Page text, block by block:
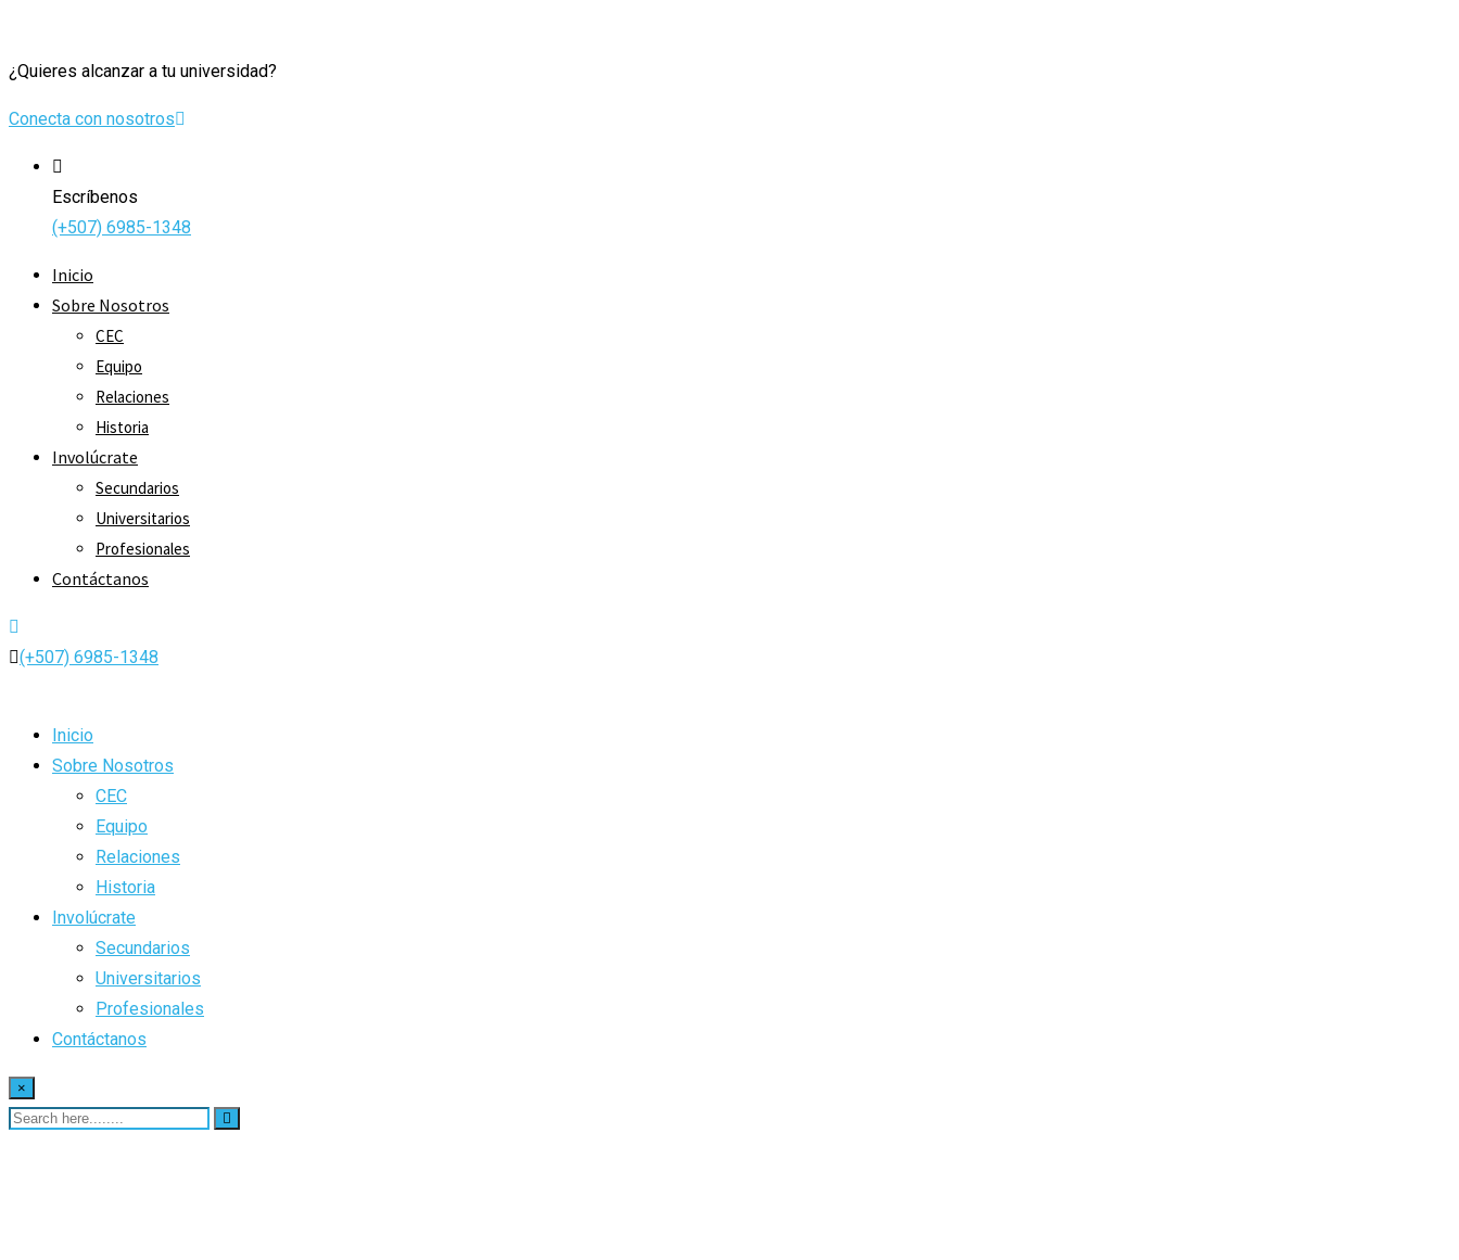
¿Quieres alcanzar a tu universidad?
Conecta con nosotros
Escríbenos
(+507) 6985-1348
Inicio
Sobre Nosotros
CEC
Equipo
Relaciones
Historia
Involúcrate
Secundarios
Universitarios
Profesionales
Contáctanos
(+507) 6985-1348
Inicio
Sobre Nosotros
CEC
Equipo
Relaciones
Historia
Involúcrate
Secundarios
Universitarios
Profesionales
Contáctanos
×